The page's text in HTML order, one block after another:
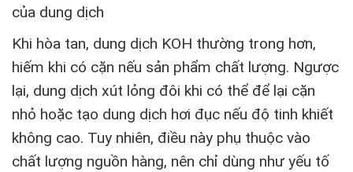
của dung dịch
Khi hòa tan, dung dịch KOH thường trong hơn,
hiếm khi có cặn nếu sản phẩm chất lượng. Ngược
lại, dung dịch xút lỏng đôi khi có thể để lại cặn
nhỏ hoặc tạo dung dịch hơi đục nếu độ tinh khiết
không cao. Tuy nhiên, điều này phụ thuộc vào
chất lượng nguồn hàng, nên chỉ dùng như yếu tố